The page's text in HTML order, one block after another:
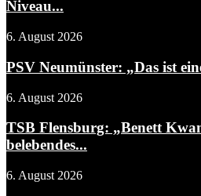
Niveau...
6. August 2026
PSV Neumünster: „Das ist
6. August 2026
TSB Flensburg: „Benett
belebendes...
6. August 2026